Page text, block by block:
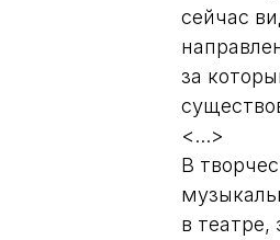
сейчас
за
<...>
В
в театре,